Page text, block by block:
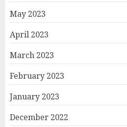
May 2023
April 2023
March 2023
February 2023
January 2023
December 2022